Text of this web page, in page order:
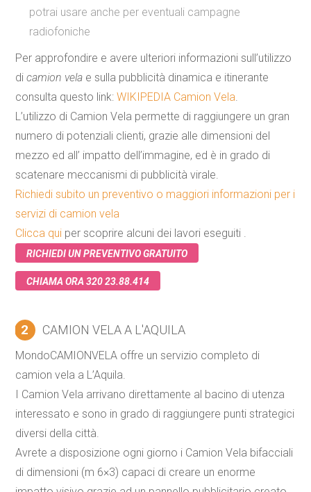
potrai usare anche per eventuali campagne
radiofoniche
Per approfondire e avere ulteriori informazioni sull’utilizzo
di camion vela e sulla pubblicità dinamica e itinerante
consulta questo link: WIKIPEDIA Camion Vela.
L’utilizzo di Camion Vela permette di raggiungere un gran
numero di potenziali clienti, grazie alle dimensioni del
mezzo ed all’ impatto dell’immagine, ed è in grado di
scatenare meccanismi di pubblicità virale.
Richiedi subito un preventivo o maggiori informazioni per i
servizi di camion vela
Clicca qui per scoprire alcuni dei lavori eseguiti .
RICHIEDI UN PREVENTIVO GRATUITO
CHIAMA ORA 320 23.88.414
2 CAMION VELA A L'AQUILA
MondoCAMIONVELA offre un servizio completo di
camion vela a L’Aquila.
I Camion Vela arrivano direttamente al bacino di utenza
interessato e sono in grado di raggiungere punti strategici
diversi della città.
Avrete a disposizione ogni giorno i Camion Vela bifacciali
di dimensioni (m 6×3) capaci di creare un enorme